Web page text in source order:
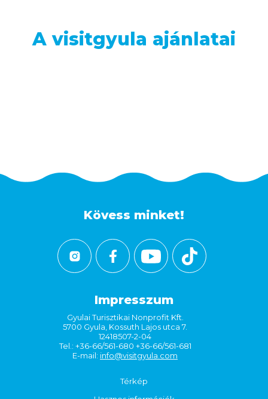
A visitgyula ajánlatai
Kövess minket!
Impresszum
Gyulai Turisztikai Nonprofit Kft.
5700 Gyula, Kossuth Lajos utca 7.
12418507-2-04
Tel.: +36-66/561-680 +36-66/561-681
E-mail: info@visitgyula.com
Térkép